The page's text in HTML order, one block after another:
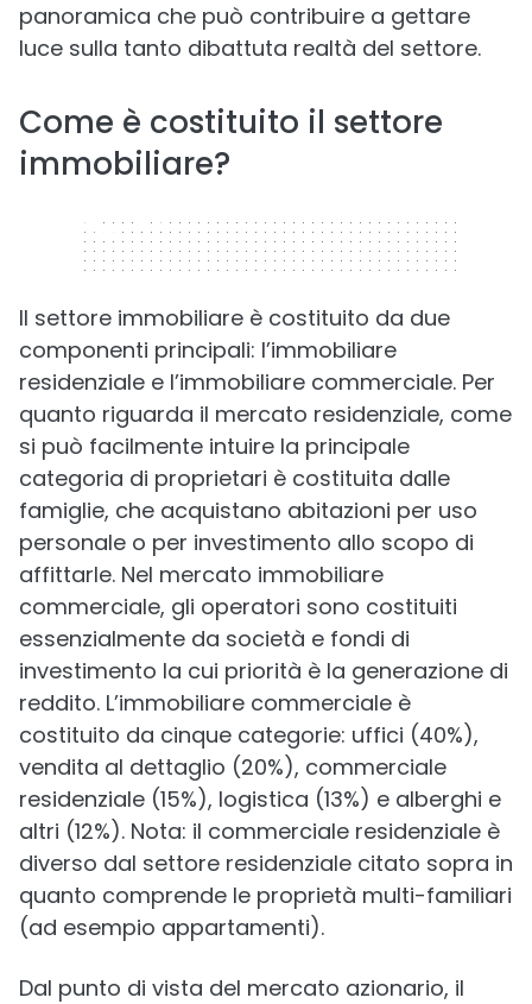
panoramica che può contribuire a gettare
luce sulla tanto dibattuta realtà del settore.
Come è costituito il settore
immobiliare?
320 x 50
Il settore immobiliare è costituito da due
componenti principali: l’immobiliare
residenziale e l’immobiliare commerciale. Per
quanto riguarda il mercato residenziale, come
si può facilmente intuire la principale
categoria di proprietari è costituita dalle
famiglie, che acquistano abitazioni per uso
personale o per investimento allo scopo di
affittarle. Nel mercato immobiliare
commerciale, gli operatori sono costituiti
essenzialmente da società e fondi di
investimento la cui priorità è la generazione di
reddito. L’immobiliare commerciale è
costituito da cinque categorie: uffici (40%),
vendita al dettaglio (20%), commerciale
residenziale (15%), logistica (13%) e alberghi e
altri (12%). Nota: il commerciale residenziale è
diverso dal settore residenziale citato sopra in
quanto comprende le proprietà multi-familiari
(ad esempio appartamenti).
Dal punto di vista del mercato azionario, il